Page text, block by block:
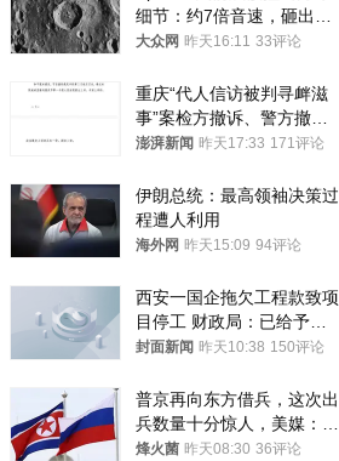
细节：约7倍音速，砸出直
径约30米撞击坑
大众网 昨天16:11 33评论
重庆“代人信访被判寻衅滋
事”案检方撤诉、警方撤
案，两被告人获国赔
澎湃新闻 昨天17:33 171评论
伊朗总统：最高领袖决策过
程遭人利用
海外网 昨天15:09 94评论
西安一国企拖欠工程款致项
目停工 财政局：已给予处
分，正督促整改
封面新闻 昨天10:38 150评论
普京再向东方借兵，这次出
兵数量十分惊人，美媒：俄
朝要动真格？
烽火菌 昨天08:30 36评论